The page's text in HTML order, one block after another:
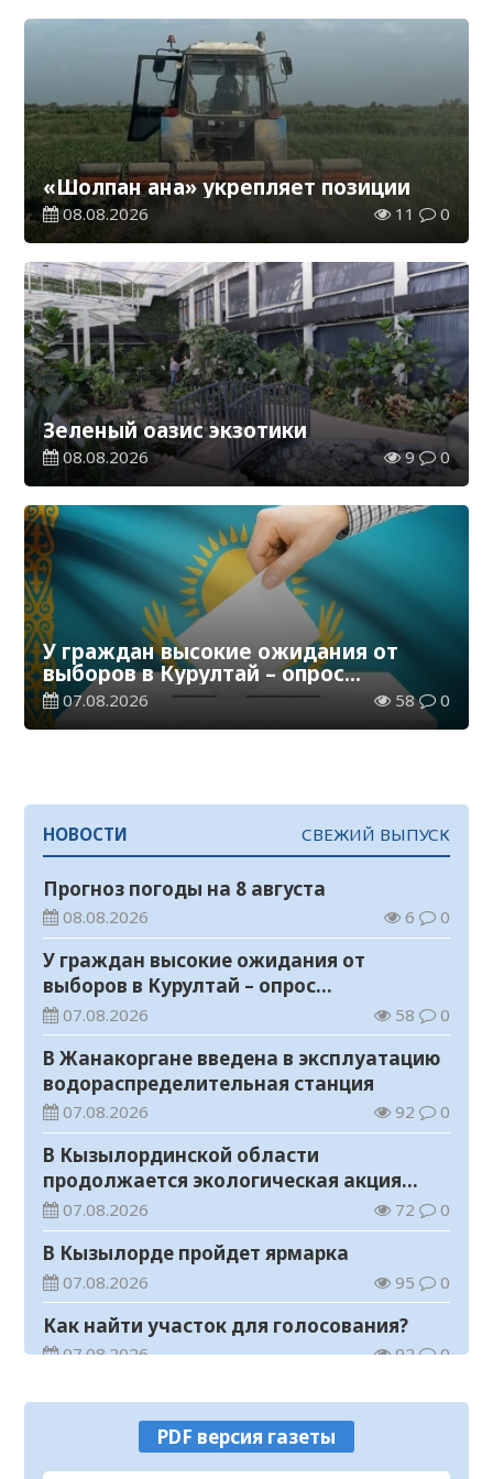
«Шолпан ана» укрепляет позиции
08.08.2026 11 0
Зеленый оазис экзотики
08.08.2026 9 0
У граждан высокие ожидания от
выборов в Курултай – опрос
общественного мнения
07.08.2026 58 0
НОВОСТИ СВЕЖИЙ ВЫПУСК
Прогноз погоды на 8 августа
08.08.2026 6 0
У граждан высокие ожидания от
выборов в Курултай – опрос
общественного мнения
07.08.2026 58 0
В Жанакоргане введена в эксплуатацию
водораспределительная станция
07.08.2026 92 0
В Кызылординской области
продолжается экологическая акция
«Таза Қазақстан»
07.08.2026 72 0
В Кызылорде пройдет ярмарка
07.08.2026 95 0
Как найти участок для голосования?
07.08.2026 92 0
В Кызылординской области
ликвидирована группа нелегальных
добытчиков золота
07.08.2026
PDF версия газеты